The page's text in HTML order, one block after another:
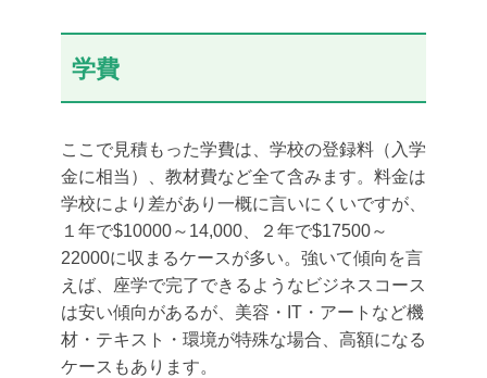
学費
ここで見積もった学費は、学校の登録料（入学
金に相当）、教材費など全て含みます。料金は
学校により差があり一概に言いにくいですが、
１年で$10000～14,000、２年で$17500～
22000に収まるケースが多い。強いて傾向を言
えば、座学で完了できるようなビジネスコース
は安い傾向があるが、美容・IT・アートなど機
材・テキスト・環境が特殊な場合、高額になる
ケースもあります。